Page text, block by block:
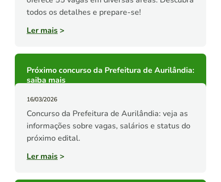
todos os detalhes e prepare-se!
Ler mais>
Próximo concurso da Prefeitura de Aurilândia:
saiba mais
16/03/2026
Concurso da Prefeitura de Aurilândia: veja as
informações sobre vagas, salários e status do
próximo edital.
Ler mais>